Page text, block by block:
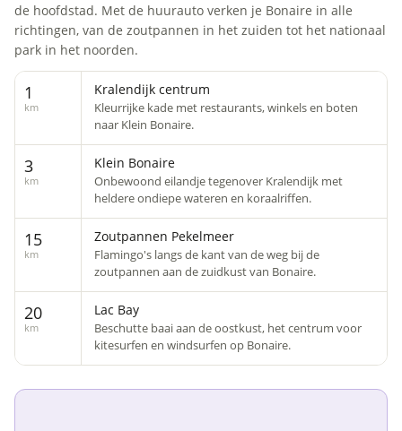
de hoofdstad. Met de huurauto verken je Bonaire in alle
richtingen, van de zoutpannen in het zuiden tot het nationaal
park in het noorden.
1
km
Kralendijk centrum
Kleurrijke kade met restaurants, winkels en boten
naar Klein Bonaire.
3
km
Klein Bonaire
Onbewoond eilandje tegenover Kralendijk met
heldere ondiepe wateren en koraalriffen.
15
km
Zoutpannen Pekelmeer
Flamingo's langs de kant van de weg bij de
zoutpannen aan de zuidkust van Bonaire.
20
km
Lac Bay
Beschutte baai aan de oostkust, het centrum voor
kitesurfen en windsurfen op Bonaire.